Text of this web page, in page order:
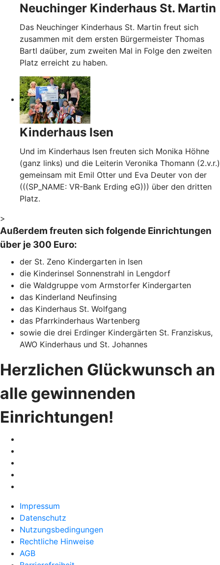
Neuchinger Kinderhaus St. Martin
Das Neuchinger Kinderhaus St. Martin freut sich
zusammen mit dem ersten Bürgermeister Thomas
Bartl daüber, zum zweiten Mal in Folge den zweiten
Platz erreicht zu haben.
Kinderhaus Isen
Und im Kinderhaus Isen freuten sich Monika Höhne
(ganz links) und die Leiterin Veronika Thomann (2.v.r.)
gemeinsam mit Emil Otter und Eva Deuter von der
(((SP_NAME: VR-Bank Erding eG))) über den dritten
Platz.
>
Außerdem freuten sich folgende Einrichtungen
über je 300 Euro:
der St. Zeno Kindergarten in Isen
die Kinderinsel Sonnenstrahl in Lengdorf
die Waldgruppe vom Armstorfer Kindergarten
das Kinderland Neufinsing
das Kinderhaus St. Wolfgang
das Pfarrkinderhaus Wartenberg
sowie die drei Erdinger Kindergärten St. Franziskus,
AWO Kinderhaus und St. Johannes
Herzlichen Glückwunsch an
alle gewinnenden
Einrichtungen!
Impressum
Datenschutz
Nutzungsbedingungen
Rechtliche Hinweise
AGB